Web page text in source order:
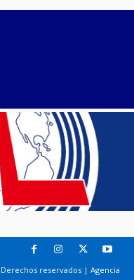
Derechos reservados | Agencia